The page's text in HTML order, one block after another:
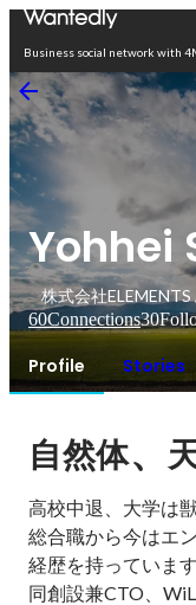
Business social network with
Yohhei
株式会社
60Connections30
Profile Stories
自然体、
高校中退、大学は
総合職から今はエ
経歴を持っていま
同創設兼CTO、